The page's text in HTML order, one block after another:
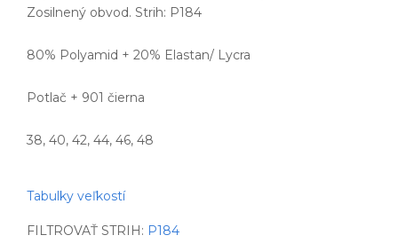
Zosilnený obvod. Strih: P184
80% Polyamid + 20% Elastan/ Lycra
Potlač + 901 čierna
38, 40, 42, 44, 46, 48
Tabulky veľkostí
FILTROVAŤ STRIH: P184